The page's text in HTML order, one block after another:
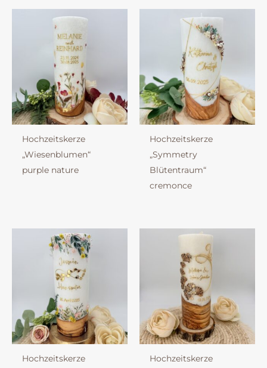
Hochzeitskerze
„Wiesenblumen“
purple nature
Hochzeitskerze
„Symmetry
Blütentraum“
cremonce
Hochzeitskerze
Hochzeitskerze